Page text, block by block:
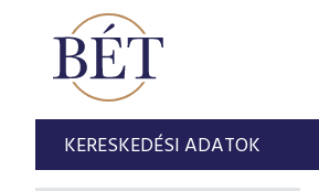
KERESKEDÉSI ADATOK